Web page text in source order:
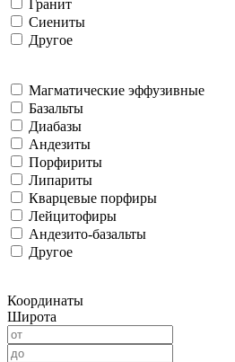
Гранит
Сиениты
Другое
Магматические эффузивные
Базальты
Диабазы
Андезиты
Порфириты
Липариты
Кварцевые порфиры
Лейцитофиры
Андезито-базальты
Другое
Координаты
Широта